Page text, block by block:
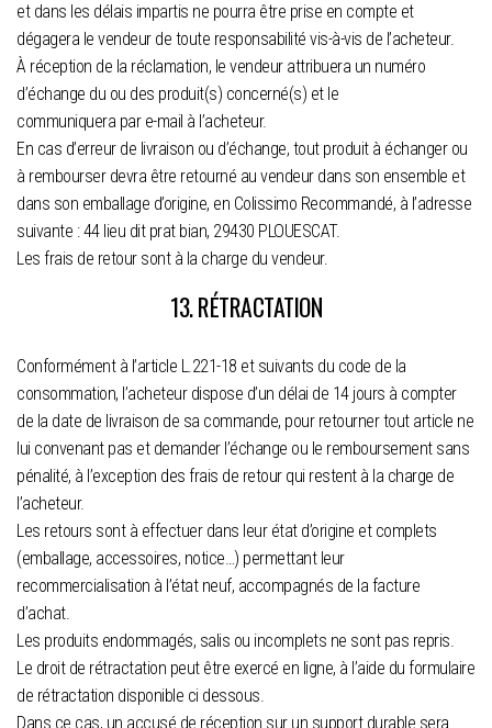
et dans les délais impartis ne pourra être prise en compte et
dégagera le vendeur de toute responsabilité vis-à-vis de l’acheteur.
À réception de la réclamation, le vendeur attribuera un numéro
d’échange du ou des produit(s) concerné(s) et le
communiquera par e-mail à l’acheteur.
En cas d’erreur de livraison ou d’échange, tout produit à échanger ou
à rembourser devra être retourné au vendeur dans son ensemble et
dans son emballage d’origine, en Colissimo Recommandé, à l’adresse
suivante : 44 lieu dit prat bian, 29430 PLOUESCAT.
Les frais de retour sont à la charge du vendeur.
13. RÉTRACTATION
Conformément à l’article L.221-18 et suivants du code de la
consommation, l’acheteur dispose d’un délai de 14 jours à compter
de la date de livraison de sa commande, pour retourner tout article ne
lui convenant pas et demander l’échange ou le remboursement sans
pénalité, à l’exception des frais de retour qui restent à la charge de
l’acheteur.
Les retours sont à effectuer dans leur état d’origine et complets
(emballage, accessoires, notice…) permettant leur
recommercialisation à l’état neuf, accompagnés de la facture
d’achat.
Les produits endommagés, salis ou incomplets ne sont pas repris.
Le droit de rétractation peut être exercé en ligne, à l’aide du formulaire
de rétractation disponible ci dessous.
Dans ce cas, un accusé de réception sur un support durable sera